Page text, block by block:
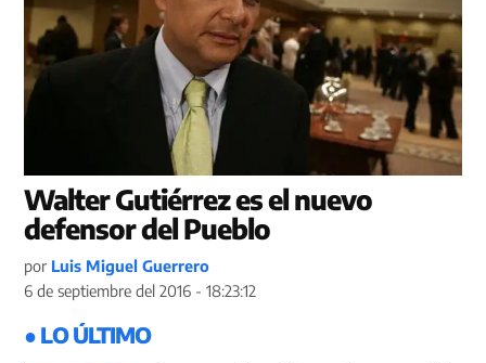
Walter Gutiérrez es el nuevo
defensor del Pueblo
por Luis Miguel Guerrero
6 de septiembre del 2016 - 18:23:12
● LO ÚLTIMO